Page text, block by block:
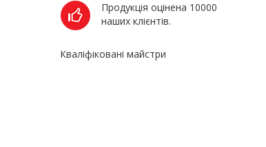
Продукція оцінена 10000
наших клієнтів.
Кваліфіковані майстри